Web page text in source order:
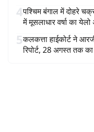
4पश्चिम बंगाल में दोहरे
में मूसलाधार वर्षा का येलो
5कलकत्ता हाईकोर्ट ने
रिपोर्ट, 28 अगस्त तक